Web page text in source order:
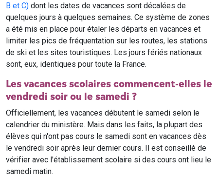
B et C) dont les dates de vacances sont décalées de
quelques jours à quelques semaines. Ce système de zones
a été mis en place pour étaler les départs en vacances et
limiter les pics de fréquentation sur les routes, les stations
de ski et les sites touristiques. Les jours fériés nationaux
sont, eux, identiques pour toute la France.
Les vacances scolaires commencent-elles le
vendredi soir ou le samedi ?
Officiellement, les vacances débutent le samedi selon le
calendrier du ministère. Mais dans les faits, la plupart des
élèves qui n'ont pas cours le samedi sont en vacances dès
le vendredi soir après leur dernier cours. Il est conseillé de
vérifier avec l'établissement scolaire si des cours ont lieu le
samedi matin.